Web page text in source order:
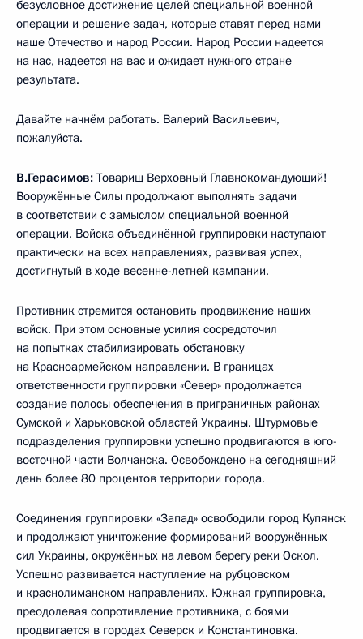
безусловное достижение целей специальной военной
операции и решение задач, которые ставят перед нами
наше Отечество и народ России. Народ России надеется
на нас, надеется на вас и ожидает нужного стране
результата.
Давайте начнём работать. Валерий Васильевич,
пожалуйста.
В.Герасимов: Товарищ Верховный Главнокомандующий!
Вооружённые Силы продолжают выполнять задачи
в соответствии с замыслом специальной военной
операции. Войска объединённой группировки наступают
практически на всех направлениях, развивая успех,
достигнутый в ходе весенне-летней кампании.
Противник стремится остановить продвижение наших
войск. При этом основные усилия сосредоточил
на попытках стабилизировать обстановку
на Красноармейском направлении. В границах
ответственности группировки «Север» продолжается
создание полосы обеспечения в приграничных районах
Сумской и Харьковской областей Украины. Штурмовые
подразделения группировки успешно продвигаются в юго-
восточной части Волчанска. Освобождено на сегодняшний
день более 80 процентов территории города.
Соединения группировки «Запад» освободили город Купянск
и продолжают уничтожение формирований вооружённых
сил Украины, окружённых на левом берегу реки Оскол.
Успешно развивается наступление на рубцовском
и краснолиманском направлениях. Южная группировка,
преодолевая сопротивление противника, с боями
продвигается в городах Северск и Константиновка.